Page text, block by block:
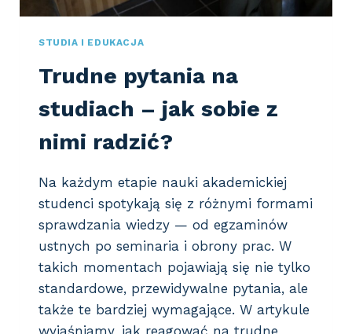
Ą
A
R
O
A
G
M
A
A
U
C
Z
STUDIA I EDUKACJA
Trudne pytania na
studiach – jak sobie z
nimi radzić?
Na każdym etapie nauki akademickiej
studenci spotykają się z różnymi formami
sprawdzania wiedzy — od egzaminów
ustnych po seminaria i obrony prac. W
takich momentach pojawiają się nie tylko
standardowe, przewidywalne pytania, ale
także te bardziej wymagające. W artykule
wyjaśniamy, jak reagować na trudne